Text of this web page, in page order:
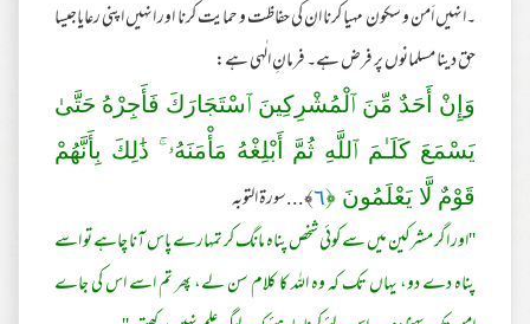
۔انہیں اَمن و سکون مہیا کرنا ان کی حفاظت و حمایت کرنا اور انہیں اپنی رعایاجیسا
حق دینا مسلمانوں پر فرض ہے۔ فرمانِ الٰہی ہے:
وَإِنْ أَحَدٌ مِّنَ ٱلْمُشْرِ‌كِينَ ٱسْتَجَارَ‌كَ فَأَجِرْ‌هُ حَتَّىٰ
يَسْمَعَ كَلَـٰمَ ٱللَّهِ ثُمَّ أَبْلِغْهُ مَأْمَنَهُۥ ۚ ذَ‌ٰلِكَ بِأَنَّهُمْ
قَوْمٌ لَّا يَعْلَمُونَ ﴿٦﴾...سورة التوبہ
''اور اگر مشرکین میں سے کوئی شخص پناہ مانگ کر تمہارے پاس آنا چاہے تو اسے
پناہ دے دو، یہاں تک کہ وہ اللہ کا کلام سن لے، پھر تم اسے اس کی جاے